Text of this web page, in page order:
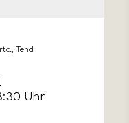
Tend
Uhr